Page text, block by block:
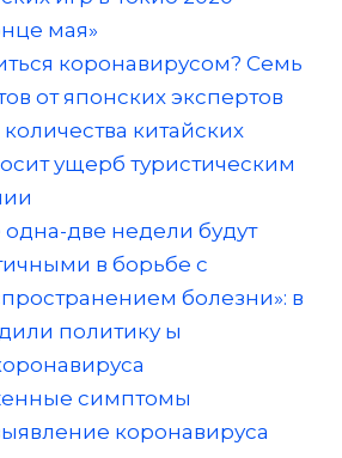
мая»
коронавирусом? Семь
от японских экспертов
китайских
ущерб туристическим
две недели будут
в борьбе с
болезни»: в
политику ы
симптомы
коронавируса